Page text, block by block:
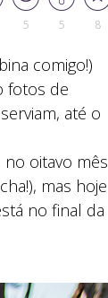
5 5 8
comigo!)
fotos de
até o
no oitavo mês
mas hoje
no final da